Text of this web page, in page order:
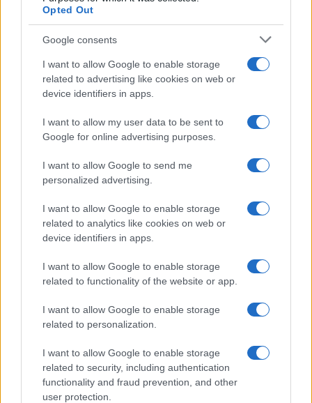
Opted Out
Google consents
I want to allow Google to enable storage
related to advertising like cookies on web or
device identifiers in apps.
I want to allow my user data to be sent to
Google for online advertising purposes.
I want to allow Google to send me
personalized advertising.
I want to allow Google to enable storage
related to analytics like cookies on web or
device identifiers in apps.
I want to allow Google to enable storage
related to functionality of the website or app.
I want to allow Google to enable storage
related to personalization.
I want to allow Google to enable storage
related to security, including authentication
functionality and fraud prevention, and other
user protection.
21.07.26. 08:11
Održan sastanak Sjeverne Koreje i Rusije:
Postignut konsenzus o svim pitanjima